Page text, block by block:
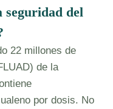
seguridad del
22 millones de
de la
por dosis. No